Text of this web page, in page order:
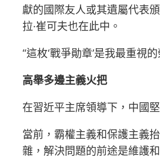
獻的國際友人或其遺屬代表
拉·崔可夫也在此中。
“這枚‘戰爭勛章’是我最重視
高舉多邊主義火把
在習近平主席領導下，中國
當前，霸權主義和保護主義
雜，解決問題的前途是維護